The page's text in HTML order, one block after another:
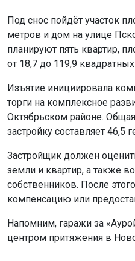
Под снос пойдёт участок
метров и дом на улице
планируют пять квартир,
от 18,7 до 119,9
Изъятие инициировала
торги на комплексное
Октябрьском районе.
застройку составляет 46,5
Застройщик должен
земли и квартир, а также
собственников. После
компенсацию или
Напомним, гаражи за
центром притяжения в